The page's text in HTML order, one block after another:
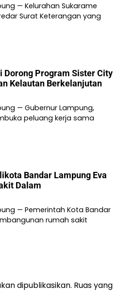
— Kelurahan Sukarame
Surat Keterangan yang
Dorong Program Sister City
Kelautan Berkelanjutan
— Gubernur Lampung,
peluang kerja sama
Bandar Lampung Eva
Dalam
— Pemerintah Kota Bandar
rumah sakit
dipublikasikan. Ruas yang